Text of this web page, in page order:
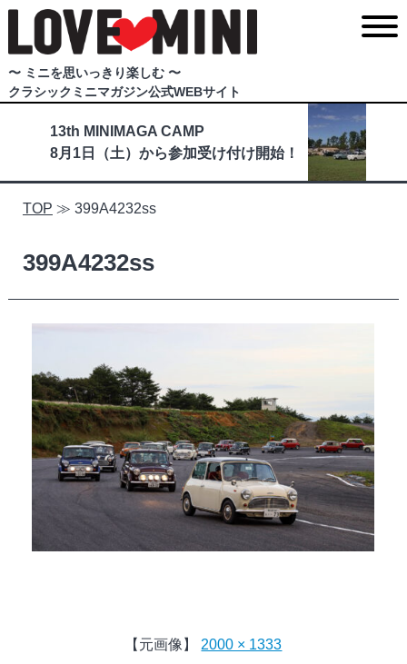
〜 ミニを思いっきり楽しむ 〜
クラシックミニマガジン公式WEBサイト
13th MINIMAGA CAMP
8月1日（土）から参加受け付け開始！
TOP ≫ 399A4232ss
399A4232ss
【元画像】 2000 × 1333